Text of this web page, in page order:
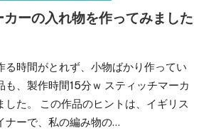
ーの入れ物を作ってみました
る時間がとれず、小物ばかり作ってい
も、製作時間15分ｗ スティッチマーカ
した。 この作品のヒントは、イギリス
ナーで、私の編み物の…